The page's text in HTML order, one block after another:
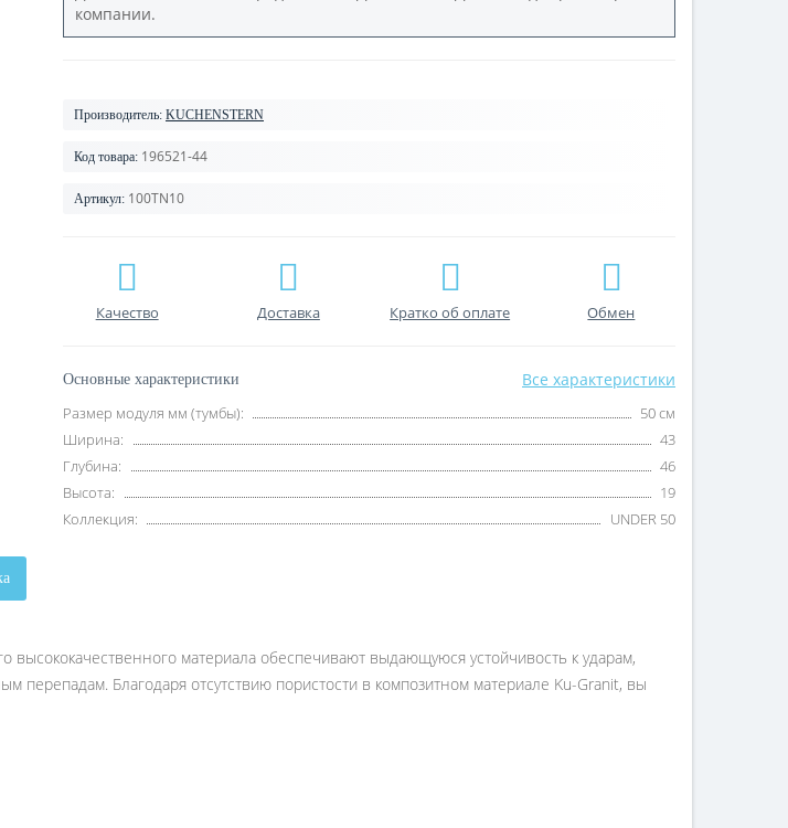
компании.
Производитель: KUCHENSTERN
Код товара: 196521-44
Артикул: 100TN10
Качество Доставка Кратко об оплате Обмен
Основные характеристики Все характеристики
Размер модуля мм (тумбы):
50 см
Ширина:
43
Глубина:
46
Высота:
19
Коллекция:
UNDER 50
материала обеспечивают выдающуюся устойчивость к ударам,
перепадам. Благодаря отсутствию пористости в композитном материале Ku-Granit, вы